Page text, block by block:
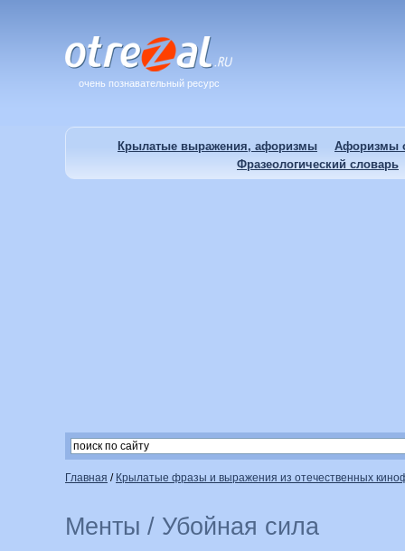
очень познавательный ресурс
Крылатые выражения, афоризмы
Афоризмы
Фразеологический словарь
Главная / Крылатые фразы и выражения из отечественных
Менты / Убойная сила